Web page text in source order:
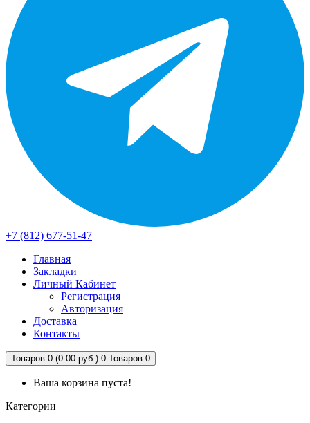
+7 (812) 677-51-47
Главная
Закладки
Личный Кабинет
Регистрация
Авторизация
Доставка
Контакты
Товаров 0 (0.00 руб.) 0 Товаров 0
Ваша корзина пуста!
Категории